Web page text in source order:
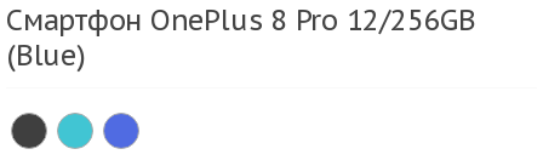
Смартфон OnePlus 8 Pro 12/256GB
(Blue)